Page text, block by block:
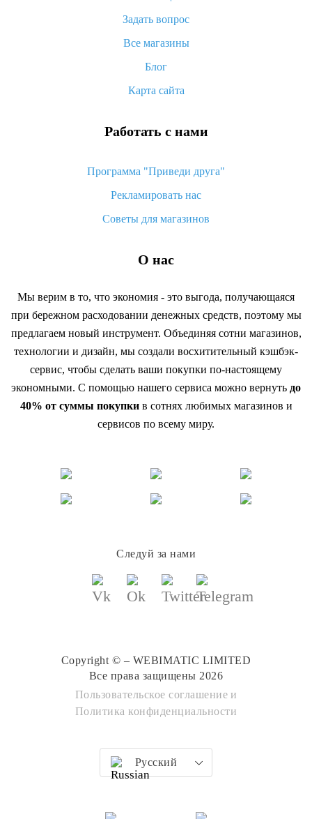
Как покупать оптом на Алиэкспресс
Что делать, если не пришел товар с Алиэкспресс
возврата денег
Задать вопрос
Все магазины
Блог
Карта сайта
Работать с нами
Программа "Приведи друга"
Рекламировать нас
Советы для магазинов
О нас
Мы верим в то, что экономия - это выгода, получающаяся
при бережном расходовании денежных средств, поэтому мы
предлагаем новый инструмент. Объединяя сотни магазинов,
технологии и дизайн, мы создали восхитительный кэшбэк-
сервис, чтобы сделать ваши покупки по-настоящему
экономными. С помощью нашего сервиса можно вернуть до
40% от суммы покупкив сотнях любимых магазинов и
сервисов по всему миру.
Следуй за нами
Copyright © – WEBIMATIC LIMITED
Все права защищены 2026
Пользовательское соглашение и
Политика конфиденциальности
Русский